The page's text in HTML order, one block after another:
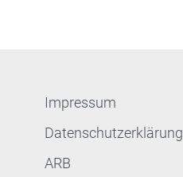
Impressum
Datenschutzerklärung
ARB